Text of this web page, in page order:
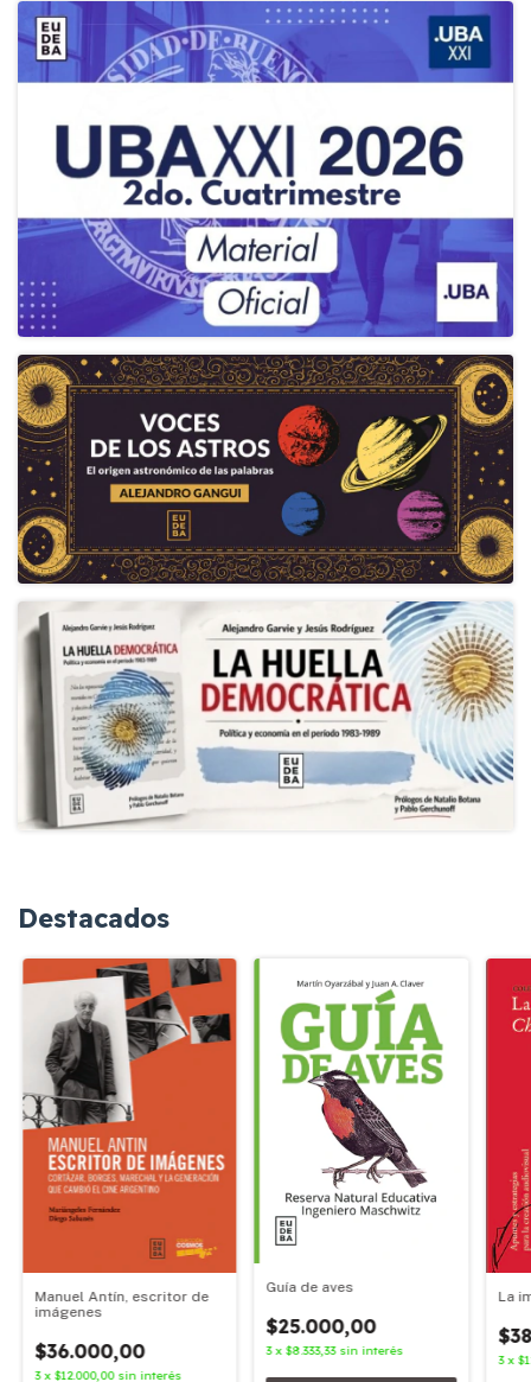
Destacados
Manuel Antín, escritor de
imágenes
$36.000,00
3 x $12.000,00 sin interés
Guía de aves
$25.000,00
3 x$8.333,33 sin interés
La
3 x